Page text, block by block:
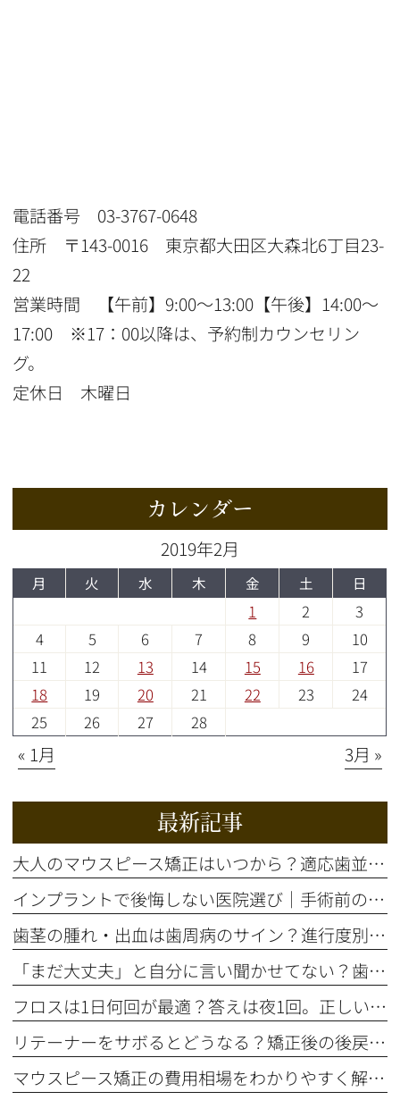
電話番号 03-3767-0648
住所 〒143-0016 東京都大田区大森北6丁目23-
22
営業時間 【午前】9:00〜13:00【午後】14:00〜
17:00 ※17：00以降は、予約制カウンセリン
グ。
定休日 木曜日
カレンダー
2019年2月
月 火 水 木 金 土 日
1 2
3
4
5 6 7 8 9
10
11
12 13 14 15 16
17
18
19 20 21 22 23
24
25
26 27 28
« 1月 3月 »
最新記事
大人のマウスピース矯正はいつから？適応歯並びと治療の流れを解説
インプラントで後悔しない医院選び｜手術前の精密検査が重要な理由
歯茎の腫れ・出血は歯周病のサイン？進行度別の症状と治療法を解説
「まだ大丈夫」と自分に言い聞かせてない？歯のSOSサイン5選
フロスは1日何回が最適？答えは夜1回。正しいやり方とタイミング
リテーナーをサボるとどうなる？矯正後の後戻りを防ぐ装着期間の話
マウスピース矯正の費用相場をわかりやすく解説！総額はいくら？